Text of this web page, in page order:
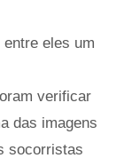
eles um
verificar
das imagens
socorristas